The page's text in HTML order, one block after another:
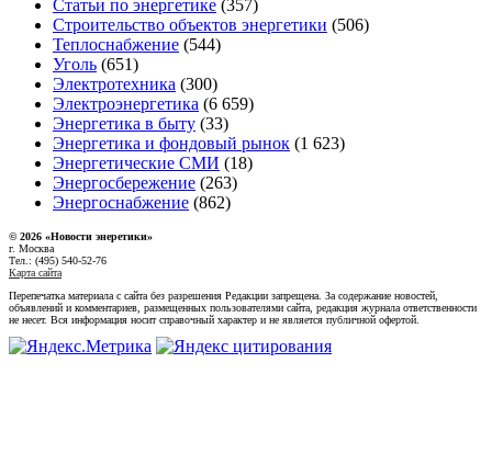
Статьи по энергетике (357)
Строительство объектов энергетики (506)
Теплоснабжение (544)
Уголь (651)
Электротехника (300)
Электроэнергетика (6 659)
Энергетика в быту (33)
Энергетика и фондовый рынок (1 623)
Энергетические СМИ (18)
Энергосбережение (263)
Энергоснабжение (862)
© 2026 «Новости энеретики»
г. Москва
Тел.: (495) 540-52-76
Карта сайта
Перепечатка материала с сайта без разрешения Редакции запрещена. За содержание новостей,
объявлений и комментариев, размещенных пользователями сайта, редакция журнала ответственности
не несет. Вся информация носит справочный характер и не является публичной офертой.